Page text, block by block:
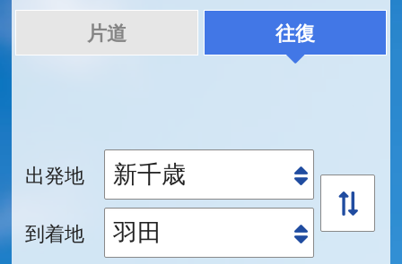
片道 往復
出発地
到着地